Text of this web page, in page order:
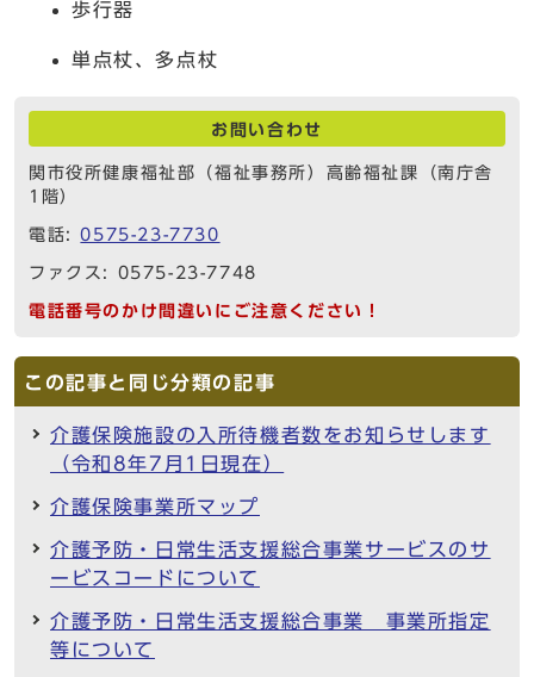
歩行器
単点杖、多点杖
お問い合わせ
関市役所健康福祉部（福祉事務所）高齢福祉課（南庁舎
1階）
電話:0575-23-7730
ファクス: 0575-23-7748
電話番号のかけ間違いにご注意ください！
この記事と同じ分類の記事
介護保険施設の入所待機者数をお知らせします
（令和8年7月1日現在）
介護保険事業所マップ
介護予防・日常生活支援総合事業サービスのサ
ービスコードについて
介護予防・日常生活支援総合事業 事業所指定
等について